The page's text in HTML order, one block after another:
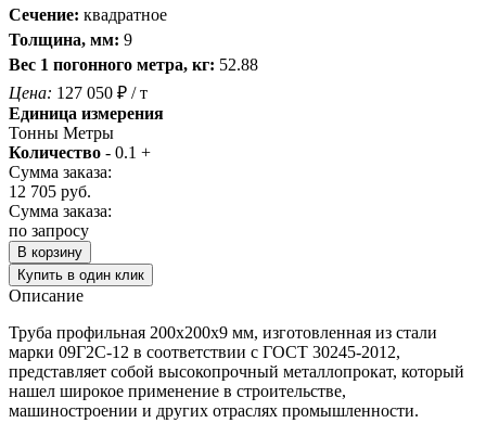
Сечение: квадратное
Толщина, мм: 9
Вес 1 погонного метра, кг: 52.88
Цена: 127 050 ₽ / т
Единица измерения
Тонны Метры
Количество - 0.1 +
Сумма заказа:
12 705 руб.
Сумма заказа:
по запросу
В корзину
Купить в один клик
Описание
Труба профильная 200х200х9 мм, изготовленная из стали
марки 09Г2С-12 в соответствии с ГОСТ 30245-2012,
представляет собой высокопрочный металлопрокат, который
нашел широкое применение в строительстве,
машиностроении и других отраслях промышленности.